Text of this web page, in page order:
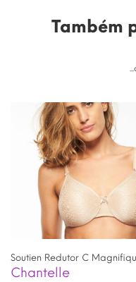
Também
Soutien Redutor C
Chantelle